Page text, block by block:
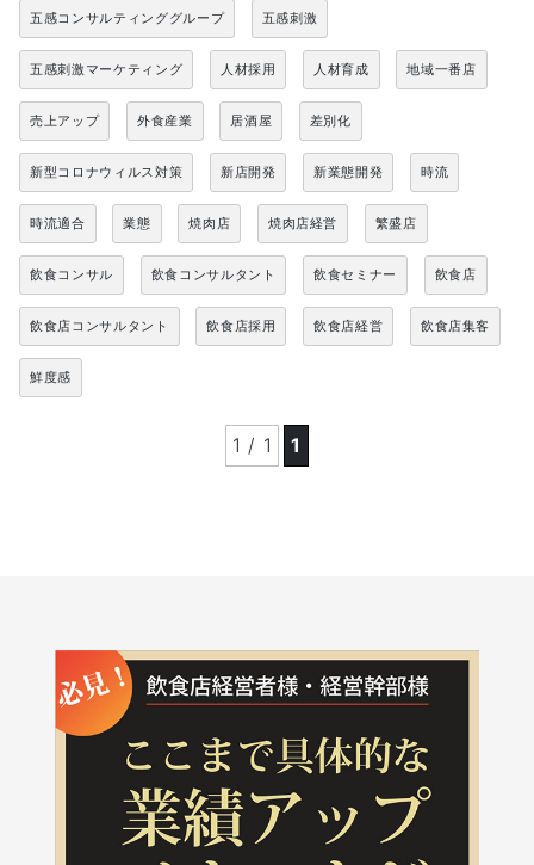
五感コンサルティンググループ 五感刺激
五感刺激マーケティング 人材採用 人材育成 地域一番店
売上アップ 外食産業 居酒屋 差別化
新型コロナウィルス対策 新店開発 新業態開発 時流
時流適合 業態 焼肉店 焼肉店経営 繁盛店
飲食コンサル 飲食コンサルタント 飲食セミナー 飲食店
飲食店コンサルタント 飲食店採用 飲食店経営 飲食店集客
鮮度感
1 / 1 1